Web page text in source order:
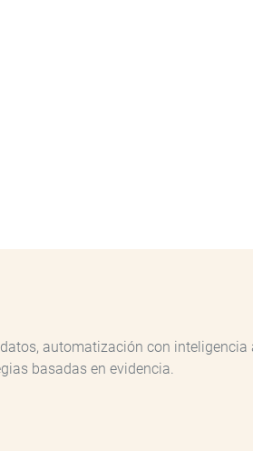
automatización con
basadas en evidencia.